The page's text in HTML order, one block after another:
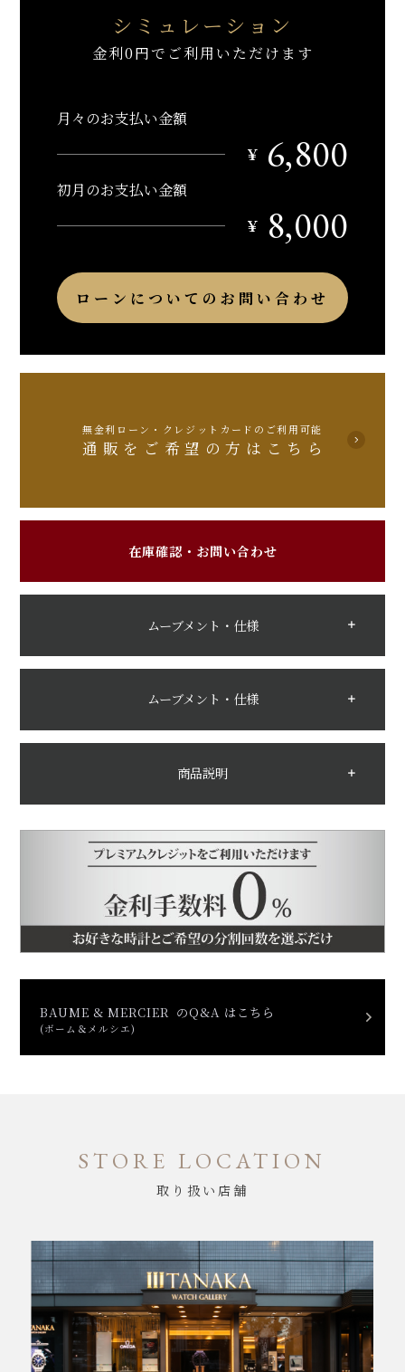
シミュレーション
金利0円でご利用いただけます
月々のお支払い金額
￥ 6,800
初月のお支払い金額
￥ 8,000
ローンについてのお問い合わせ
無金利ローン・クレジットカードのご利用可能
通販をご希望の方はこちら
在庫確認・お問い合わせ
ムーブメント・仕様
ムーブメント・仕様
商品説明
BAUME & MERCIER のQ&A はこちら
(ボーム＆メルシエ)
STORE LOCATION
取り扱い店舗